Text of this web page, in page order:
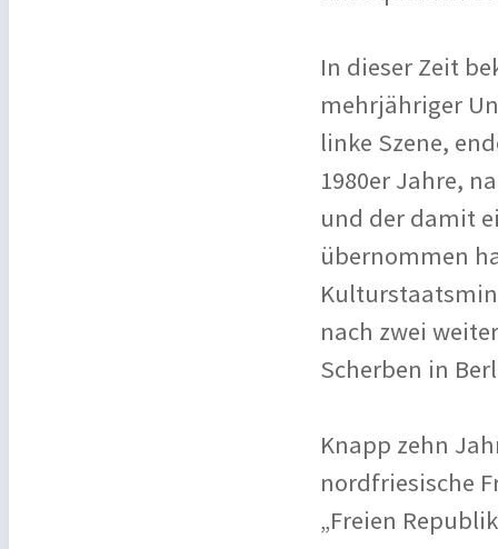
In dieser Zeit
mehrjähriger
linke Szene,
1980er Jahre,
und der damit
übernommen
nach zwei
Scherben in
Knapp zehn
nordfriesische
„Freien